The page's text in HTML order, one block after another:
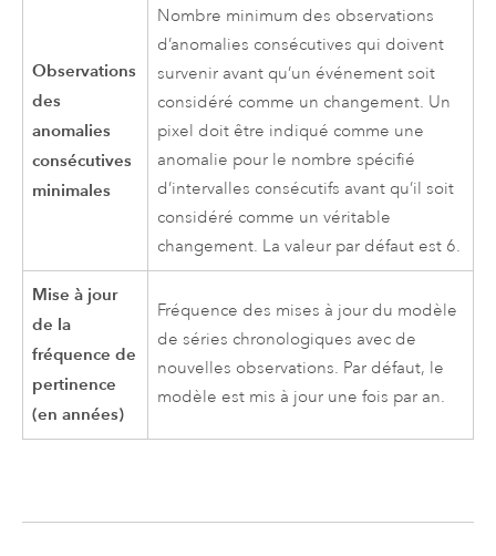
Observations
des
anomalies
consécutives
minimales
Nombre minimum des observations
d’anomalies consécutives qui doivent
survenir avant qu’un événement soit
considéré comme un changement. Un
pixel doit être indiqué comme une
anomalie pour le nombre spécifié
d’intervalles consécutifs avant qu’il soit
considéré comme un véritable
changement. La valeur par défaut est 6.
Mise à jour
de la
fréquence de
pertinence
(en années)
Fréquence des mises à jour du modèle
de séries chronologiques avec de
nouvelles observations. Par défaut, le
modèle est mis à jour une fois par an.